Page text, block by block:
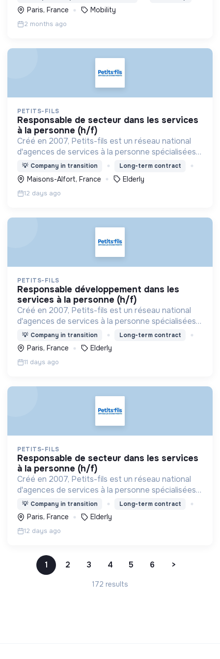
quotidien des petites communes.
Paris, France Mobility
2 months ago
PETITS-FILS
responsable de secteur dans les services
à la personne (h/f)
Créé en 2007, Petits-fils est un réseau national
d'agences de services à la personne spécialisées
dans l'aide à domicile pour les personnes âgées.
💡 Company in transition Long-term contract
Maisons-Alfort, France Elderly
12 days ago
PETITS-FILS
responsable développement dans les
services à la personne (h/f)
Créé en 2007, Petits-fils est un réseau national
d'agences de services à la personne spécialisées
dans l'aide à domicile pour les personnes âgées.
💡 Company in transition Long-term contract
Paris, France Elderly
11 days ago
PETITS-FILS
responsable de secteur dans les services
à la personne (h/f)
Créé en 2007, Petits-fils est un réseau national
d'agences de services à la personne spécialisées
dans l'aide à domicile pour les personnes âgées.
💡 Company in transition Long-term contract
Paris, France Elderly
12 days ago
1 2 3 4 5 6 >
172 results